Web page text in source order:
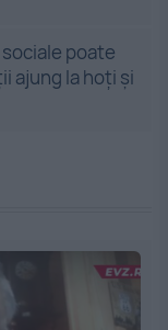
poate
ajung la hoți și